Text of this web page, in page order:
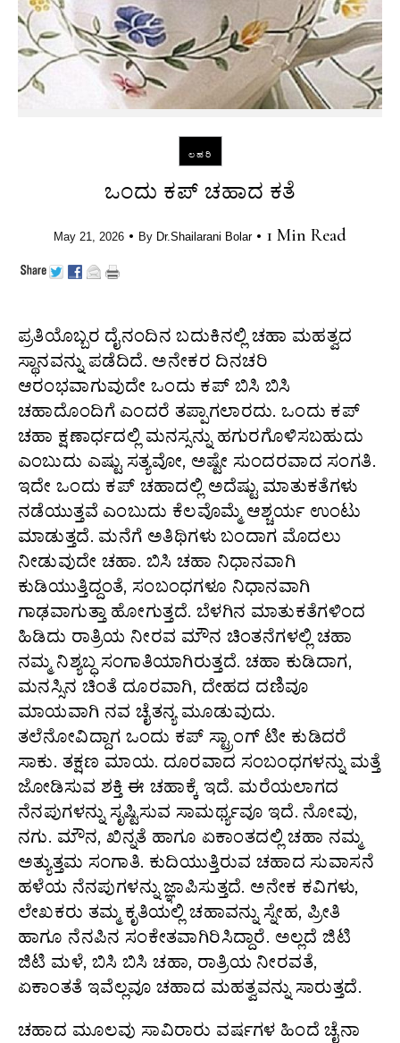
ಲಹರಿ
ಒಂದು ಕಪ್ ಚಹಾದ ಕತೆ
May 21, 2026 • By Dr.Shailarani Bolar • 1 Min Read
ಪ್ರತಿಯೊಬ್ಬರ ದೈನಂದಿನ ಬದುಕಿನಲ್ಲಿ ಚಹಾ ಮಹತ್ವದ
ಸ್ಥಾನವನ್ನು ಪಡೆದಿದೆ. ಅನೇಕರ ದಿನಚರಿ
ಆರಂಭವಾಗುವುದೇ ಒಂದು ಕಪ್ ಬಿಸಿ ಬಿಸಿ
ಚಹಾದೊಂದಿಗೆ ಎಂದರೆ ತಪ್ಪಾಗಲಾರದು. ಒಂದು ಕಪ್
ಚಹಾ ಕ್ಷಣಾರ್ಧದಲ್ಲಿ ಮನಸ್ಸನ್ನು ಹಗುರಗೊಳಿಸಬಹುದು
ಎಂಬುದು ಎಷ್ಟು ಸತ್ಯವೋ, ಅಷ್ಟೇ ಸುಂದರವಾದ ಸಂಗತಿ.
ಇದೇ ಒಂದು ಕಪ್ ಚಹಾದಲ್ಲಿ ಅದೆಷ್ಟು ಮಾತುಕತೆಗಳು
ನಡೆಯುತ್ತವೆ ಎಂಬುದು ಕೆಲವೊಮ್ಮೆ ಆಶ್ಚರ್ಯ ಉಂಟು
ಮಾಡುತ್ತದೆ. ಮನೆಗೆ ಅತಿಥಿಗಳು ಬಂದಾಗ ಮೊದಲು
ನೀಡುವುದೇ ಚಹಾ. ಬಿಸಿ ಚಹಾ ನಿಧಾನವಾಗಿ
ಕುಡಿಯುತ್ತಿದ್ದಂತೆ, ಸಂಬಂಧಗಳೂ ನಿಧಾನವಾಗಿ
ಗಾಢವಾಗುತ್ತಾ ಹೋಗುತ್ತದೆ. ಬೆಳಗಿನ ಮಾತುಕತೆಗಳಿಂದ
ಹಿಡಿದು ರಾತ್ರಿಯ ನೀರವ ಮೌನ ಚಿಂತನೆಗಳಲ್ಲಿ ಚಹಾ
ನಮ್ಮ ನಿಶ್ಯಬ್ಧ ಸಂಗಾತಿಯಾಗಿರುತ್ತದೆ. ಚಹಾ ಕುಡಿದಾಗ,
ಮನಸ್ಸಿನ ಚಿಂತೆ ದೂರವಾಗಿ, ದೇಹದ ದಣಿವೂ
ಮಾಯವಾಗಿ ನವ ಚೈತನ್ಯ ಮೂಡುವುದು.
ತಲೆನೋವಿದ್ದಾಗ ಒಂದು ಕಪ್ ಸ್ಟ್ರಾಂಗ್ ಟೀ ಕುಡಿದರೆ
ಸಾಕು. ತಕ್ಷಣ ಮಾಯ. ದೂರವಾದ ಸಂಬಂಧಗಳನ್ನು ಮತ್ತೆ
ಜೋಡಿಸುವ ಶಕ್ತಿ ಈ ಚಹಾಕ್ಕೆ ಇದೆ. ಮರೆಯಲಾಗದ
ನೆನಪುಗಳನ್ನು ಸೃಷ್ಟಿಸುವ ಸಾಮರ್ಥ್ಯವೂ ಇದೆ. ನೋವು,
ನಗು. ಮೌನ, ಖಿನ್ನತೆ ಹಾಗೂ ಏಕಾಂತದಲ್ಲಿ ಚಹಾ ನಮ್ಮ
ಅತ್ಯುತ್ತಮ ಸಂಗಾತಿ. ಕುದಿಯುತ್ತಿರುವ ಚಹಾದ ಸುವಾಸನೆ
ಹಳೆಯ ನೆನಪುಗಳನ್ನು ಜ್ಞಾಪಿಸುತ್ತದೆ. ಅನೇಕ ಕವಿಗಳು,
ಲೇಖಕರು ತಮ್ಮ ಕೃತಿಯಲ್ಲಿ ಚಹಾವನ್ನು ಸ್ನೇಹ, ಪ್ರೀತಿ
ಹಾಗೂ ನೆನಪಿನ ಸಂಕೇತವಾಗಿರಿಸಿದ್ದಾರೆ. ಅಲ್ಲದೆ ಜಿಟಿ
ಜಿಟಿ ಮಳೆ, ಬಿಸಿ ಬಿಸಿ ಚಹಾ, ರಾತ್ರಿಯ ನೀರವತೆ,
ಏಕಾಂತತೆ ಇವೆಲ್ಲವೂ ಚಹಾದ ಮಹತ್ವವನ್ನು ಸಾರುತ್ತದೆ.
ಚಹಾದ ಮೂಲವು ಸಾವಿರಾರು ವರ್ಷಗಳ ಹಿಂದೆ ಚೈನಾ